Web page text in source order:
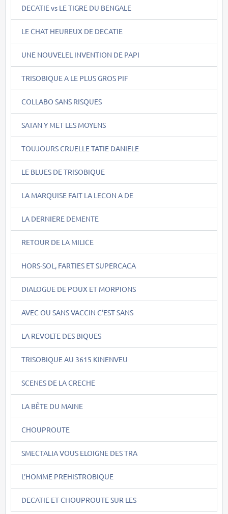
DECATIE vs LE TIGRE DU BENGALE
LE CHAT HEUREUX DE DECATIE
UNE NOUVELEL INVENTION DE PAPI
TRISOBIQUE A LE PLUS GROS PIF
COLLABO SANS RISQUES
SATAN Y MET LES MOYENS
TOUJOURS CRUELLE TATIE DANIELE
LE BLUES DE TRISOBIQUE
LA MARQUISE FAIT LA LECON A DE
LA DERNIERE DEMENTE
RETOUR DE LA MILICE
HORS-SOL, FARTIES ET SUPERCACA
DIALOGUE DE POUX ET MORPIONS
AVEC OU SANS VACCIN C'EST SANS
LA REVOLTE DES BIQUES
TRISOBIQUE AU 3615 KINENVEU
SCENES DE LA CRECHE
LA BÊTE DU MAINE
CHOUPROUTE
SMECTALIA VOUS ELOIGNE DES TRA
L'HOMME PREHISTROBIQUE
DECATIE ET CHOUPROUTE SUR LES